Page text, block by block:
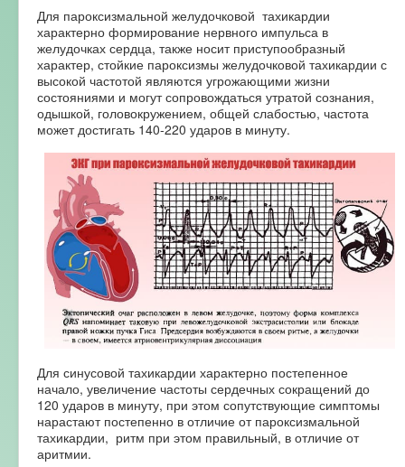
Для пароксизмальной желудочковой тахикардии
характерно формирование нервного импульса в
желудочках сердца, также носит приступообразный
характер, стойкие пароксизмы желудочковой тахикардии с
высокой частотой являются угрожающими жизни
состояниями и могут сопровождаться утратой сознания,
одышкой, головокружением, общей слабостью, частота
может достигать 140-220 ударов в минуту.
Для синусовой тахикардии характерно постепенное
начало, увеличение частоты сердечных сокращений до
120 ударов в минуту, при этом сопутствующие симптомы
нарастают постепенно в отличие от пароксизмальной
тахикардии, ритм при этом правильный, в отличие от
аритмии.